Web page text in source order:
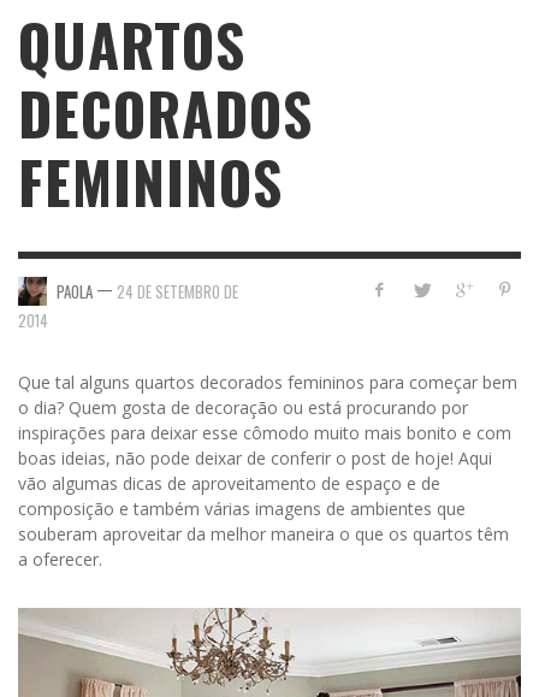
QUARTOS
DECORADOS
FEMININOS
PAOLA — 24 DE SETEMBRO DE
2014
Que tal alguns quartos decorados femininos para começar bem
o dia? Quem gosta de decoração ou está procurando por
inspirações para deixar esse cômodo muito mais bonito e com
boas ideias, não pode deixar de conferir o post de hoje! Aqui
vão algumas dicas de aproveitamento de espaço e de
composição e também várias imagens de ambientes que
souberam aproveitar da melhor maneira o que os quartos têm
a oferecer.